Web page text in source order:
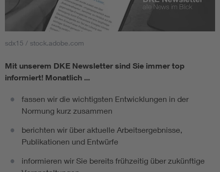
sdx15 / stock.adobe.com
Mit unserem DKE Newsletter sind Sie immer top
informiert! Monatlich ...
fassen wir die wichtigsten Entwicklungen in der
Normung kurz zusammen
berichten wir über aktuelle Arbeitsergebnisse,
Publikationen und Entwürfe
informieren wir Sie bereits frühzeitig über zukünftige